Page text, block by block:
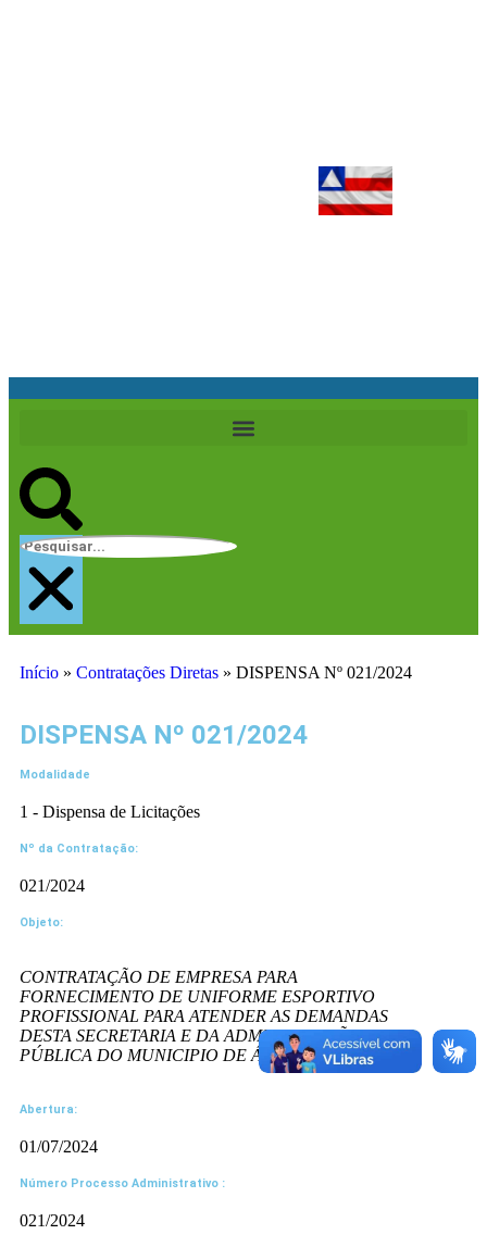
Início » Contratações Diretas » DISPENSA Nº 021/2024
DISPENSA Nº 021/2024
Modalidade
1 - Dispensa de Licitações
Nº da Contratação:
021/2024
Objeto:
CONTRATAÇÃO DE EMPRESA PARA
FORNECIMENTO DE UNIFORME ESPORTIVO
PROFISSIONAL PARA ATENDER AS DEMANDAS
DESTA SECRETARIA E DA ADMINISTRAÇÃO
PÚBLICA DO MUNICIPIO DE ÁGUA FRIA/BA
Abertura:
01/07/2024
Número Processo Administrativo :
021/2024